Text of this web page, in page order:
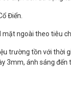
Điển.
mặt ngoài theo tiêu
trường tồn với thời
3mm, ánh sáng đến